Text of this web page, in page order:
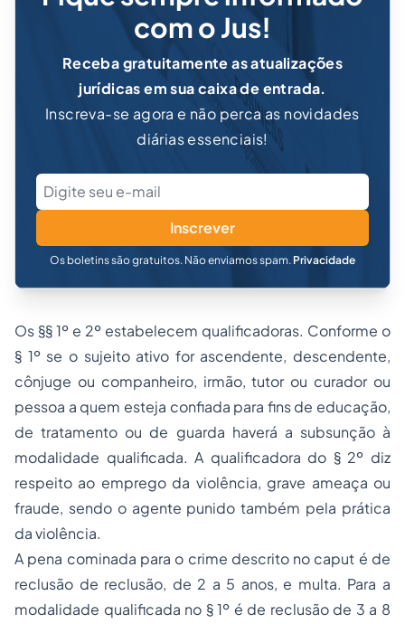
com o Jus!
Receba gratuitamente as atualizações
jurídicas em sua caixa de entrada.
Inscreva-se agora e não perca as novidades
diárias essenciais!
Inscrever
Os boletins são gratuitos. Não enviamos spam. Privacidade
Os §§ 1º e 2º estabelecem qualificadoras. Conforme o
§ 1º se o sujeito ativo for ascendente, descendente,
cônjuge ou companheiro, irmão, tutor ou curador ou
pessoa a quem esteja confiada para fins de educação,
de tratamento ou de guarda haverá a subsunção à
modalidade qualificada. A qualificadora do § 2º diz
respeito ao emprego da violência, grave ameaça ou
fraude, sendo o agente punido também pela prática
da violência.
A pena cominada para o crime descrito no caput é de
reclusão de reclusão, de 2 a 5 anos, e multa. Para a
modalidade qualificada no § 1º é de reclusão de 3 a 8